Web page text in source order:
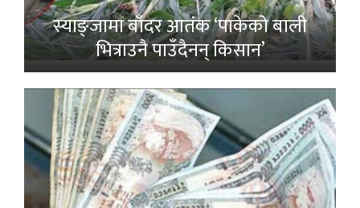
स्याङ्जामा बाँदर आतंक ‘पाकेको बाली
भित्राउनै पाउँदैनन् किसान’